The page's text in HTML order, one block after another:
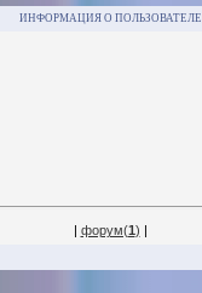
ИНФОРМАЦИЯ О ПОЛЬЗОВАТЕЛЕ
| форум(1) |